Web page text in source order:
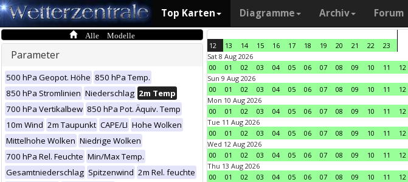
Top Karten Diagramme Archiv Forum
Alle Modelle
Parameter
500 hPa Geopot. Höhe 850 hPa Temp.
850 hPa Stromlinien Niederschlag 2m Temp
700 hPa Vertikalbew 850 hPa Pot. Äquiv. Temp
10m Wind 2m Taupunkt CAPE/LI Hohe Wolken
Mittelhohe Wolken Niedrige Wolken
700 hPa Rel. Feuchte Min/Max Temp.
Gesamtniederschlag Spitzenwind 2m Rel. feuchte
12 13 14 15 16 17 18 19 20 21 22
23
Sat 8 Aug 2026
00
01 02 03 04 05 06 07 08 09 10 11 12
Sun 9 Aug 2026
00
01 02 03 04 05 06 07 08 09 10 11 12
Mon 10 Aug 2026
00
01 02 03 04 05 06 07 08 09 10 11 12
Tue 11 Aug 2026
00
01 02 03 04 05 06 07 08 09 10 11 12
Wed 12 Aug 2026
00
01 02 03 04 05 06 07 08 09 10 11 12
Thu 13 Aug 2026
00
01 02 03 04 05 06 07 08 09 10 11 12